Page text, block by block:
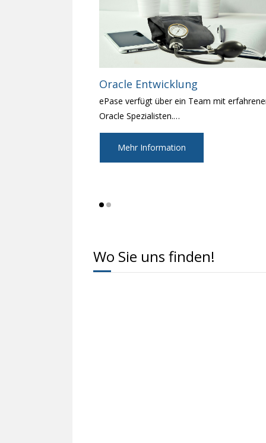
Oracle Entwicklung
ePase verfügt über ein Team mit
Oracle Spezialisten.…
Mehr Information
Wo Sie uns finden!